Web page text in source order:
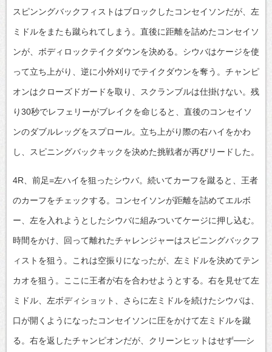
スピンングバックフィストはブロックしたコンセイソンだが、左
ミドルをまたも蹴られてしまう。直後に距離を詰めたコンセイソ
ンが、ボディロックテイクダウンを決める。シウバはケージを使
って立ち上がり、逆に小外刈りでテイクダウンを奪う。チャンピ
オンはクローズドガードを取り、スクランブルは仕掛けない。残
り30秒でレフェリーがブレイクを命じると、直後のコンセイソ
ンのダブルレッグをスプロール。立ち上がり際の右ハイをかわ
し、スピニングバックキックを決めた挑戦者が再びリードした。
4R、前足=左ハイを狙ったシウバ。続いてカーフを蹴ると、王者
のカーフをチェックする。コンセイソンが距離を詰めてエルボ
ー、左を入れようとしたシウバに組みついてケージに押し込む。
時間をかけ、回って離れたチャレンジャーはスピニングバックフ
ィストを狙う。これは空振りになったが、左ミドルを決めてテン
カオを狙う。ここに王者が右を合わせようとする。右を見せて左
ミドル、左ボディショット、さらに左ミドルを続けたシウバは、
口が開くようになったコンセイソンに圧をかけて左ミドルを蹴
る。右を返したチャンピオンだが、クリーンヒットはせず──シ